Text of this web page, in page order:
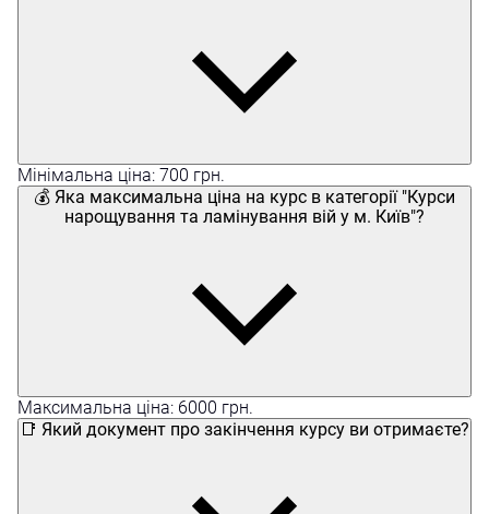
Мінімальна ціна: 700 грн.
💰 Яка максимальна ціна на курс в категорії "Курси
нарощування та ламінування вій у м. Київ"?
Максимальна ціна: 6000 грн.
📑 Який документ про закінчення курсу ви отримаєте?